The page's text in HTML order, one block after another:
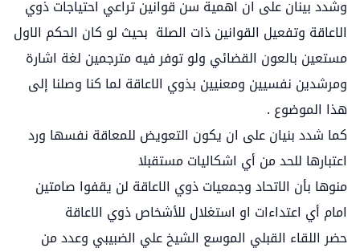
وشدد بينان على ان اهمية سن قوانين تراعي احتياجات ذوي
الاعاقة وتفعيل القوانين ذات الصلة بحيث لو كان الحكم الاول
مستعين بالعون القضائي ولو توفر فيه مترجمين لغة اشارة
ومرشدين نفسيين ومعنيين بذوي الاعاقة لما كنا وصلنا إلى
هذا الموضوع .
كما شدد بنيان على ان يكون التعويض للمعاقة نفسها ورد
اعتبارها للحد من أي اشكاليات مستقبلا
منوها بأن الاتحاد وجمعيات ذوي الاعاقة لن يقفوا صامتين
امام أي اعتداءات او استغلال للأشخاص ذوي الاعاقة
حضر اللقاء القبلي الموسع الشيخ علي الضبيبي وعدد من